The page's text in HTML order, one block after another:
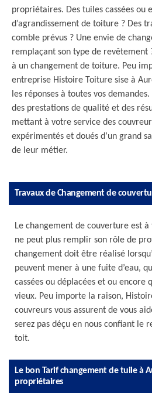
propriétaires. Des tuiles cassées ou
d’agrandissement de toiture ? Des
comble prévus ? Une envie de
remplaçant son type de revêtement
à un changement de toiture. Peu
entreprise Histoire Toiture sise à
les réponses à toutes vos
des prestations de qualité et des
mettant à votre service des
expérimentés et doués d’un grand
de leur métier.
Travaux de Changement de
Le changement de couverture est
ne peut plus remplir son rôle de
changement doit être réalisé
peuvent mener à une fuite d’eau,
cassées ou déplacées et ou encore
vieux. Peu importe la raison,
couvreurs vous assurent de vous
serez pas déçu en nous confiant le
toit.
Le bon Tarif changement de tuile à
propriétaires